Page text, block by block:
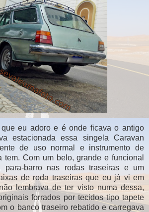
eu adoro e é onde ficava o antigo
estacionada essa singela Caravan
de uso normal e instrumento de
tem. Com um belo, grande e funcional
para-barro nas rodas traseiras e um
de roda traseiras que eu já vi em
lembrava de ter visto numa dessa,
forrados por tecidos tipo tapete
o banco traseiro rebatido e carregava